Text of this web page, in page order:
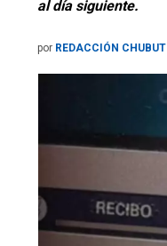
al día siguiente.
por REDACCIÓN CHUBUT